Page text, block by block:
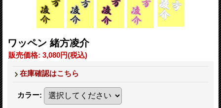
ワッペン 緒方凌介
販売価格: 3,080円(税込)
在庫確認はこちら
カラー: